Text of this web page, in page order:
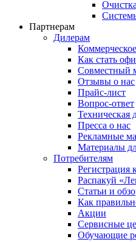
Партнерам
Дилерам
Как стать
Совместный
Отзывы о нас
Прайс-лист
Вопрос-ответ
Техническая
Пресса о нас
Рекламные
Материалы
Потребителям
Регистрация
Распакуй
Статьи и
Как
Акции
Сервисные
Обучающие